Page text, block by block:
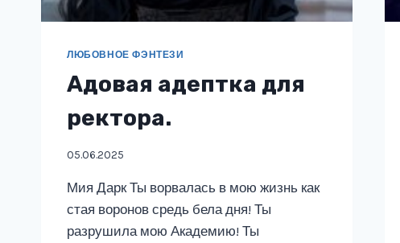
ЛЮБОВНОЕ ФЭНТЕЗИ
Адовая адептка для
ректора.
05.06.2025
Мия Дарк Ты ворвалась в мою жизнь как
стая воронов средь бела дня! Ты
разрушила мою Академию! Ты